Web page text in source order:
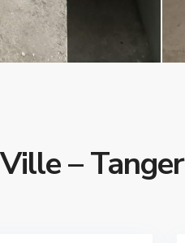
– Tanger